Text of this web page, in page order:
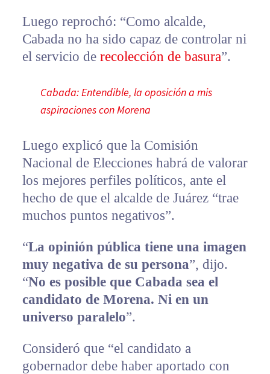
Luego reprochó: “Como alcalde,
Cabada no ha sido capaz de controlar ni
el servicio de recolección de basura”.
Cabada: Entendible, la oposición a mis
aspiraciones con Morena
Luego explicó que la Comisión
Nacional de Elecciones habrá de valorar
los mejores perfiles políticos, ante el
hecho de que el alcalde de Juárez “trae
muchos puntos negativos”.
“La opinión pública tiene una imagen
muy negativa de su persona”, dijo.
“No es posible que Cabada sea el
candidato de Morena. Ni en un
universo paralelo”.
Consideró que “el candidato a
gobernador debe haber aportado con